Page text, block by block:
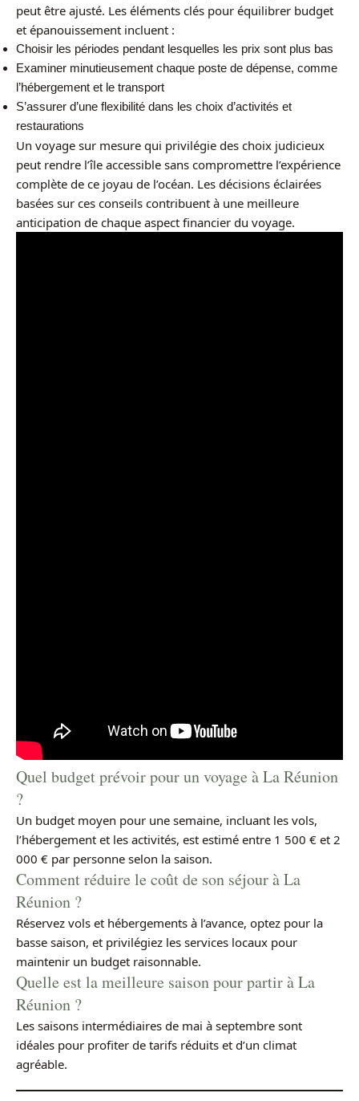
peut être ajusté. Les éléments clés pour équilibrer budget
et épanouissement incluent :
Choisir les périodes pendant lesquelles les prix sont plus bas
Examiner minutieusement chaque poste de dépense, comme
l’hébergement et le transport
S’assurer d’une flexibilité dans les choix d’activités et
restaurations
Un voyage sur mesure qui privilégie des choix judicieux
peut rendre l’île accessible sans compromettre l’expérience
complète de ce joyau de l’océan. Les décisions éclairées
basées sur ces conseils contribuent à une meilleure
anticipation de chaque aspect financier du voyage.
Quel budget prévoir pour un voyage à La Réunion
?
Un budget moyen pour une semaine, incluant les vols,
l’hébergement et les activités, est estimé entre 1 500 € et 2
000 € par personne selon la saison.
Comment réduire le coût de son séjour à La
Réunion ?
Réservez vols et hébergements à l’avance, optez pour la
basse saison, et privilégiez les services locaux pour
maintenir un budget raisonnable.
Quelle est la meilleure saison pour partir à La
Réunion ?
Les saisons intermédiaires de mai à septembre sont
idéales pour profiter de tarifs réduits et d’un climat
agréable.